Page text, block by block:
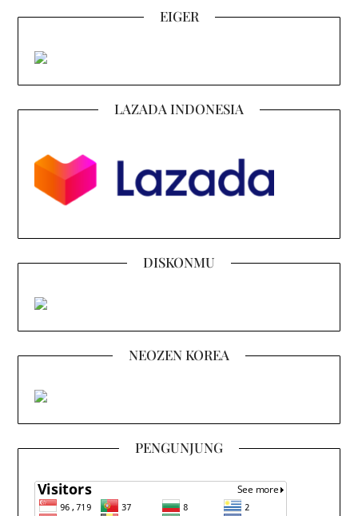
EIGER
LAZADA INDONESIA
DISKONMU
NEOZEN KOREA
PENGUNJUNG